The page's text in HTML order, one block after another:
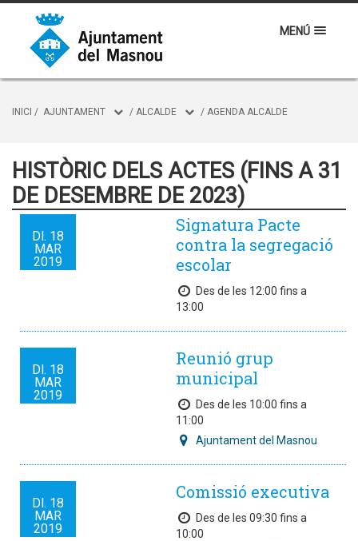
MENÚ
INICI / AJUNTAMENT / ALCALDE / AGENDA ALCALDE
HISTÒRIC DELS ACTES (FINS A 31
DE DESEMBRE DE 2023)
Dl. 18
MAR
2019
Signatura Pacte
contra la segregació
escolar
Des de les 12:00 fins a
13:00
Dl. 18
MAR
2019
Reunió grup
municipal
Des de les 10:00 fins a
11:00
Ajuntament del Masnou
Dl. 18
MAR
2019
Comissió executiva
Des de les 09:30 fins a
10:00